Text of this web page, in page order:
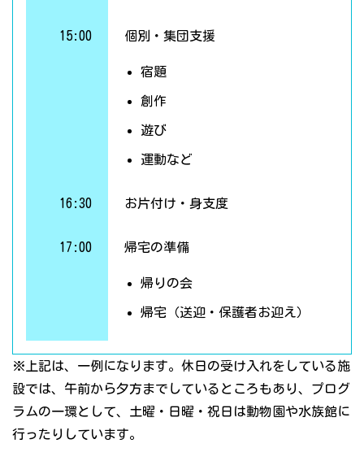
15:00 個別・集団支援
宿題
創作
遊び
運動など
16:30 お片付け・身支度
17:00 帰宅の準備
帰りの会
帰宅（送迎・保護者お迎え）
※上記は、一例になります。休日の受け入れをしている施
設では、午前から夕方までしているところもあり、プログ
ラムの一環として、土曜・日曜・祝日は動物園や水族館に
行ったりしています。